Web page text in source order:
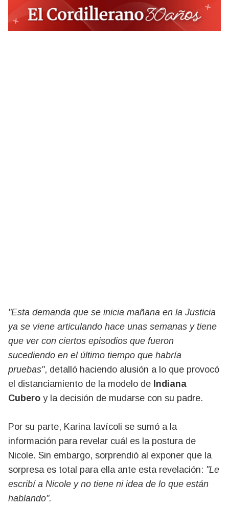
"Esta demanda que se inicia mañana en la Justicia
ya se viene articulando hace unas semanas y tiene
que ver con ciertos episodios que fueron
sucediendo en el último tiempo que habría
pruebas", detalló haciendo alusión a lo que provocó
el distanciamiento de la modelo de Indiana
Cubero y la decisión de mudarse con su padre.
Por su parte, Karina Iavícoli se sumó a la
información para revelar cuál es la postura de
Nicole. Sin embargo, sorprendió al exponer que la
sorpresa es total para ella ante esta revelación: "Le
escribí a Nicole y no tiene ni idea de lo que están
hablando".